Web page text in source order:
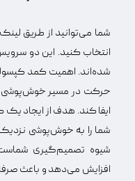
شما می‌توانید از طریق
انتخاب کنید. این دو
شده‌اند. اهمیت کمد
حرکت در مسیر خوش‌پوشی
ایفا کند. هدف از ایجاد
شما را به خوش‌پوشی
شیوه تصمیم‌گیری
افزایش می‌دهد و باعث